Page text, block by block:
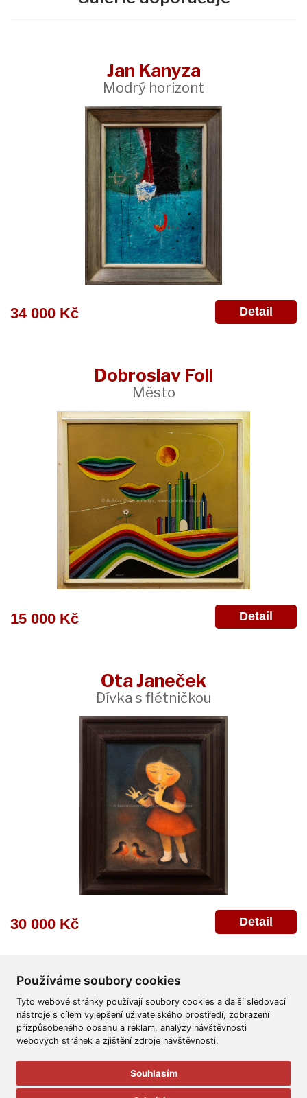
Používáme soubory cookies
Tyto webové stránky používají soubory cookies a další sledovací
nástroje s cílem vylepšení uživatelského prostředí, zobrazení
přizpůsobeného obsahu a reklam, analýzy návštěvnosti
webových stránek a zjištění zdroje návštěvnosti.
Souhlasím
Jan Kanyza
Modrý horizont
34 000 Kč Detail
Dobroslav Foll
Město
15 000 Kč Detail
Ota Janeček
Dívka s flétničkou
30 000 Kč Detail
Všeobecné obchodní podmínky Reklamační řád
Ochrana osobních údajů